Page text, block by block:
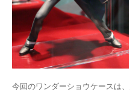
今回のワンダーショウケースは